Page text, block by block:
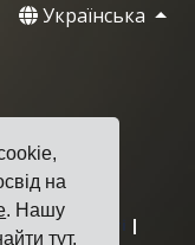
на
. Нашу
тут.
Українська
|